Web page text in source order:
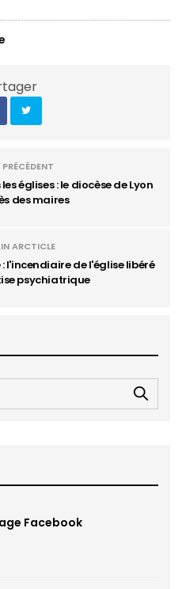
églises : le diocèse de Lyon
des maires
ARCTICLE
de l'église libéré
psychiatrique
Facebook